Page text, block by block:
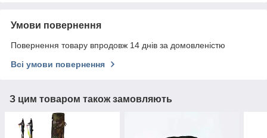
Умови повернення
Повернення товару впродовж 14 днів за домовленістю
Всі умови повернення
З цим товаром також замовляють